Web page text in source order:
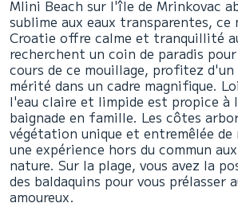
Mlini Beach sur l'île de Mrinkovac
sublime aux eaux transparentes, ce
Croatie offre calme et tranquillité
recherchent un coin de paradis
cours de ce mouillage, profitez d'un
mérité dans un cadre magnifique.
l'eau claire et limpide est propice à
baignade en famille. Les côtes
végétation unique et entremêlée
une expérience hors du commun
nature. Sur la plage, vous avez la
des baldaquins pour vous prélasser
amoureux.